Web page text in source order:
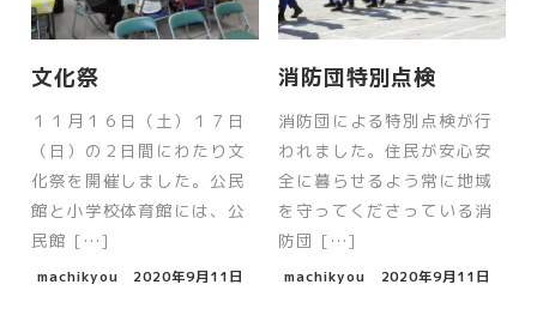
文化祭
１１月１６日（土）１７日
（日）の２日間にわたり文
化祭を開催しました。公民
館と小学校体育館には、公
民館 […]
machikyou 2020年9月11日
消防団特別点検
消防団による特別点検が行
われました。住民が安心安
全に暮らせるよう常に地域
を守ってくださっている消
防団 […]
machikyou 2020年9月11日